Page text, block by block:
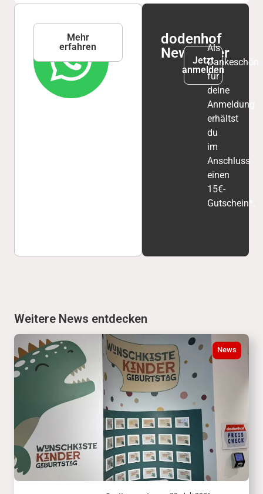
WhatsApp
Service
Mehr
erfahren
dodenhof
Newsletter
Jetzt
anmelden
Als
Dankeschön
für
deine
Anmeldung
erhältst
du
im
Anschluss
einen
15€-
Gutschein*.
Weitere News entdecken
News